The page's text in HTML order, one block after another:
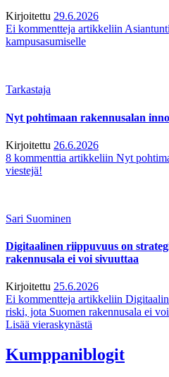
Kirjoitettu 29.6.2026
Ei kommentteja artikkeliin
kampusasumiselle
Tarkastaja
Nyt pohtimaan rakennusalan
Kirjoitettu 26.6.2026
8 kommenttia artikkeliin Nyt
viestejä!
Sari Suominen
Digitaalinen riippuvuus on
rakennusala ei voi sivuuttaa
Kirjoitettu 25.6.2026
Ei kommentteja artikkeliin
riski, jota Suomen rakennusala ei
Lisää vieraskynästä
Kumppaniblogit